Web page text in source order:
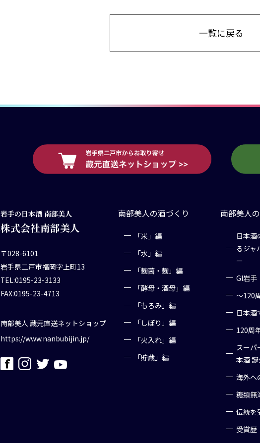
一覧に戻る
岩手の日本酒 南部美人
株式会社南部美人
〒028-6101
岩手県二戸市福岡字上町13
TEL:0195-23-3133
FAX:0195-23-4713
南部美人 蔵元直送ネットショップ
https://www.nanbubijin.jp/
南部美人の酒づくり
「米」編
「水」編
「麹菌・麹」編
「酵母・酒母」編
「もろみ」編
「しぼり」編
「火入れ」編
「貯蔵」編
南部美人
日本酒
るジャ
ー
GI岩手
～120
日本酒
120周
スーパ
本酒
海外へ
糖類無
伝統を
受賞歴